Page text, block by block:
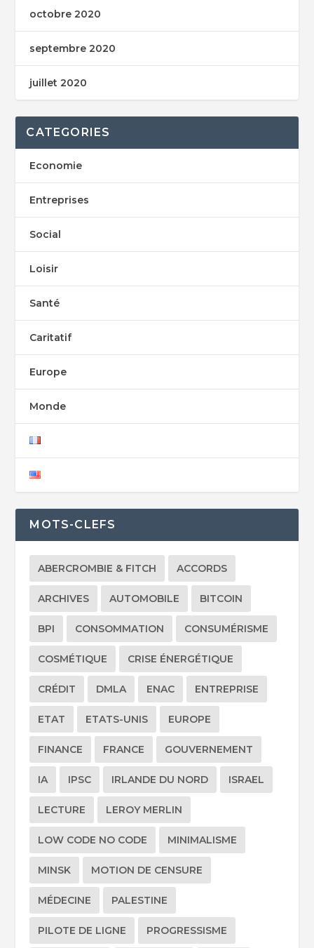
octobre 2020
septembre 2020
juillet 2020
CATEGORIES
Economie
Entreprises
Social
Loisir
Santé
Caritatif
Europe
Monde
MOTS-CLEFS
ABERCROMBIE & FITCH ACCORDS
ARCHIVES AUTOMOBILE BITCOIN
BPI CONSOMMATION CONSUMÉRISME
COSMÉTIQUE CRISE ÉNERGÉTIQUE
CRÉDIT DMLA ENAC ENTREPRISE
ETAT ETATS-UNIS EUROPE
FINANCE FRANCE GOUVERNEMENT
IA IPSC IRLANDE DU NORD ISRAEL
LECTURE LEROY MERLIN
LOW CODE NO CODE MINIMALISME
MINSK MOTION DE CENSURE
MÉDECINE PALESTINE
PILOTE DE LIGNE PROGRESSISME